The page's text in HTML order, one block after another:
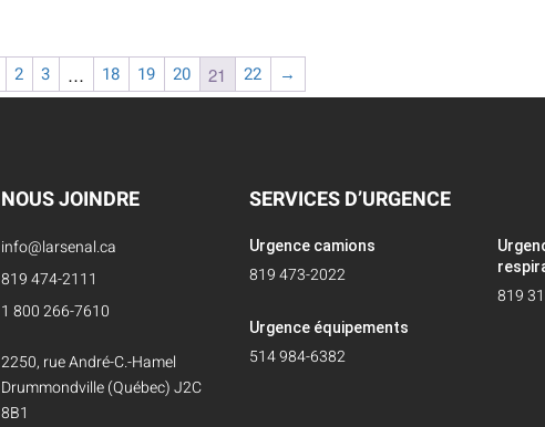
2 3 … 18 19 20 21 22 →
NOUS JOINDRE
info@larsenal.ca
819 474-2111
1 800 266-7610
2250, rue André-C.-Hamel
Drummondville (Québec) J2C
8B1
SERVICES D’URGENCE
Urgence camions
819 473-2022
Urgence équipements
514 984-6382
819